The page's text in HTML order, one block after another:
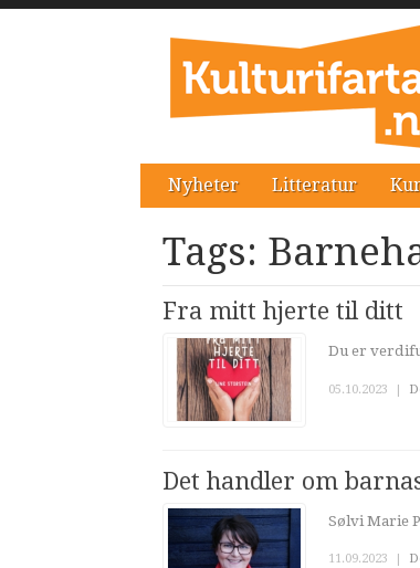
Nyheter Litteratur
Tags:
Fra mitt hjerte til ditt
Du er
05.10.2023 |
Det handler om
Sølvi Marie
11.09.2023